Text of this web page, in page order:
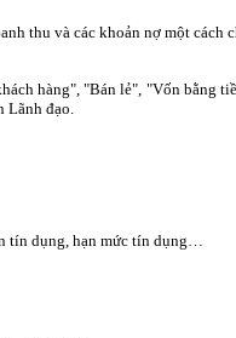
thu và các khoản nợ một cách
hàng", "Bán lẻ", "Vốn bằng
Lãnh đạo.
tín dụng, hạn mức tín dụng…